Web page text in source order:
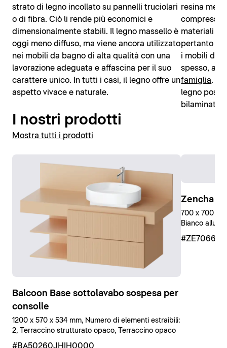
strato di legno incollato su pannelli truciolari
o di fibra. Ciò li rende più economici e
dimensionalmente stabili. Il legno massello è
oggi meno diffuso, ma viene ancora utilizzato
nei mobili da bagno di alta qualità con una
lavorazione adeguata e affascina per il suo
carattere unico. In tutti i casi, il legno offre un
aspetto vivace e naturale.
resina
materiali
pertanto
i mobili da
spesso, ad
famiglia.
legno
bilaminato.
I nostri prodotti
Mostra tutti i prodotti
Balcoon Base sottolavabo sospesa per
consolle
1200 x 570 x 534 mm, Numero di elementi estraibili:
2, Terraccino strutturato opaco, Terraccino opaco
#BA50260JHIH0000
Zencha
700 x 700
Bianco